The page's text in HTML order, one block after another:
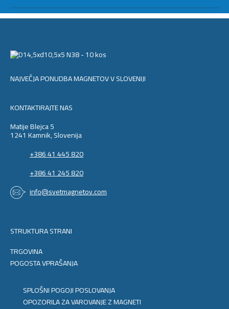
NAJVEČJA PONUDBA MAGNETOV V SLOVENIJI
KONTAKTIRAJTE NAS
Matije Blejca 5
1241 Kamnik, Slovenija
+386 41 445 820
+386 41 245 820
info@svetmagnetov.com
STRUKTURA STRANI
TRGOVINA
POGOSTA VPRAŠANJA
SPLOŠNI POGOJI POSLOVANJA
OPOZORILA ZA VAROVANJE Z MAGNETI